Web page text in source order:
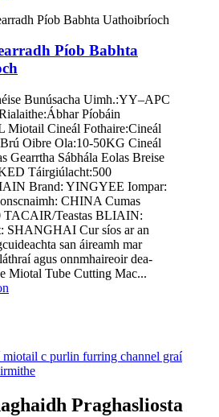
Píob Babhta
Bunúsacha Uimh.:YY–APC
Píobáin
Cineál Fothaire:Cineál
Oibre Ola:10-50KG Cineál
Gearrtha Sábhála Eolas Breise
Táirgiúlacht:500
Brand: YINGYEE Iompar:
CHINA Cumas
TACAIR/Teastas BLIAIN:
SHANGHAI Cur síos ar an
san áireamh mar
agus onnmhaireoir dea-
Miotal Tube Cutting Mac...
c purlin furring channel graí
Praghasliosta